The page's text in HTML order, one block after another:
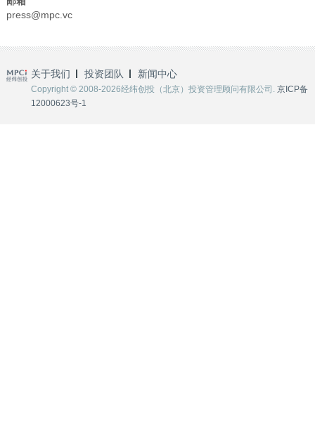
press@mpc.vc
关于我们 投资团队 新闻中心
Copyright © 2008-2026经纬创投（北京）投资管理顾问有限公司. 京ICP备
12000623号-1